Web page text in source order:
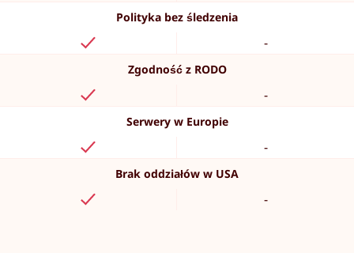
Polityka bez śledzenia
-
Zgodność z RODO
-
Serwery w Europie
-
Brak oddziałów w USA
-